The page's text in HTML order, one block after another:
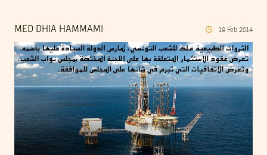
MED DHIA HAMMAMI 19 Feb 2014